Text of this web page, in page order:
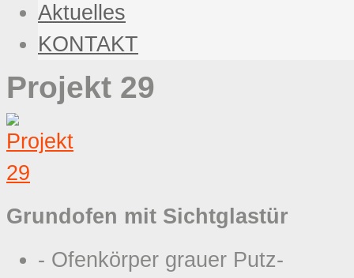
Aktuelles
KONTAKT
Projekt 29
Grundofen mit Sichtglastür
- Ofenkörper grauer Putz-